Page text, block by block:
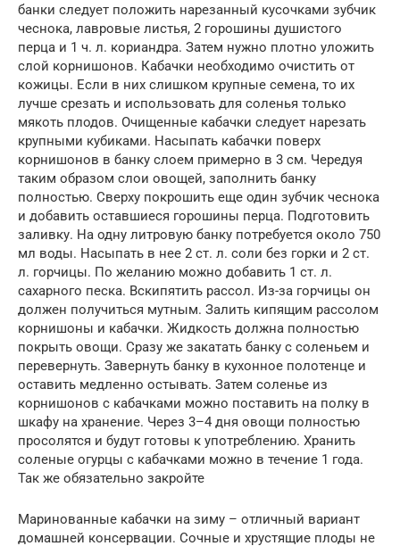
банки следует положить нарезанный кусочками зубчик
чеснока, лавровые листья, 2 горошины душистого
перца и 1 ч. л. кориандра. Затем нужно плотно уложить
слой корнишонов. Кабачки необходимо очистить от
кожицы. Если в них слишком крупные семена, то их
лучше срезать и использовать для соленья только
мякоть плодов. Очищенные кабачки следует нарезать
крупными кубиками. Насыпать кабачки поверх
корнишонов в банку слоем примерно в 3 см. Чередуя
таким образом слои овощей, заполнить банку
полностью. Сверху покрошить еще один зубчик чеснока
и добавить оставшиеся горошины перца. Подготовить
заливку. На одну литровую банку потребуется около 750
мл воды. Насыпать в нее 2 ст. л. соли без горки и 2 ст.
л. горчицы. По желанию можно добавить 1 ст. л.
сахарного песка. Вскипятить рассол. Из-за горчицы он
должен получиться мутным. Залить кипящим рассолом
корнишоны и кабачки. Жидкость должна полностью
покрыть овощи. Сразу же закатать банку с соленьем и
перевернуть. Завернуть банку в кухонное полотенце и
оставить медленно остывать. Затем соленье из
корнишонов с кабачками можно поставить на полку в
шкафу на хранение. Через 3–4 дня овощи полностью
просолятся и будут готовы к употреблению. Хранить
соленые огурцы с кабачками можно в течение 1 года.
Так же обязательно закройте
Маринованные кабачки на зиму – отличный вариант
домашней консервации. Сочные и хрустящие плоды не